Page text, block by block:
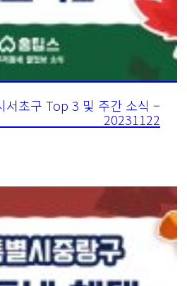
서초구 Top 3 및 주간 소식 –
20231122